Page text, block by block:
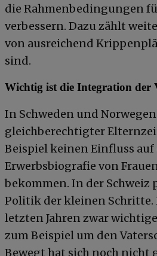
die Rahmenbedingungen
verbessern. Dazu zählt
von ausreichend
sind.
Wichtig ist die Integration der
In Schweden und
gleichberechtigter
Beispiel keinen Einfluss auf
Erwerbsbiografie von
bekommen. In der Schweiz
Politik der kleinen Schritte.
letzten Jahren zwar
zum Beispiel um den
Bewegt hat sich noch nicht